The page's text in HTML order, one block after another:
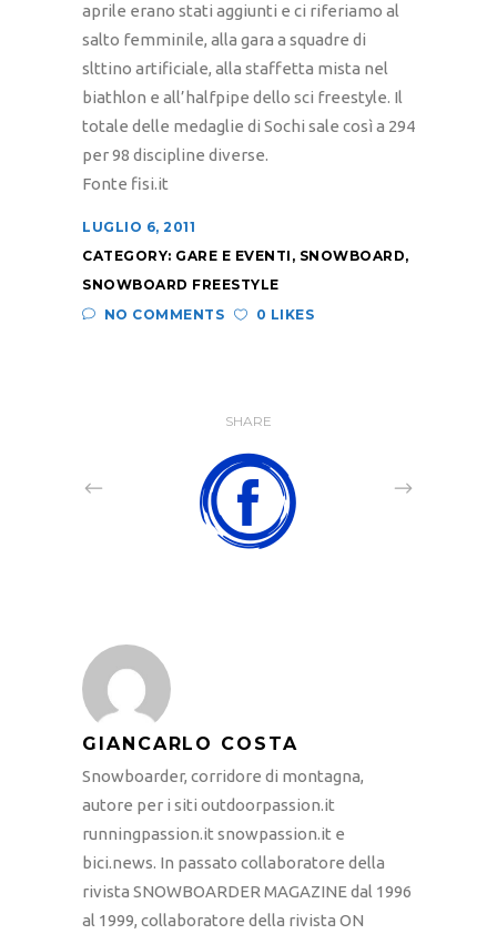
aprile erano stati aggiunti e ci riferiamo al
salto femminile, alla gara a squadre di
slttino artificiale, alla staffetta mista nel
biathlon e all’halfpipe dello sci freestyle. Il
totale delle medaglie di Sochi sale così a 294
per 98 discipline diverse.
Fonte fisi.it
LUGLIO 6, 2011
CATEGORY: GARE E EVENTI , SNOWBOARD,
SNOWBOARD FREESTYLE
NO COMMENTS
0 LIKES
SHARE
GIANCARLO COSTA
Snowboarder, corridore di montagna,
autore per i siti outdoorpassion.it
runningpassion.it snowpassion.it e
bici.news. In passato collaboratore della
rivista SNOWBOARDER MAGAZINE dal 1996
al 1999, collaboratore della rivista ON